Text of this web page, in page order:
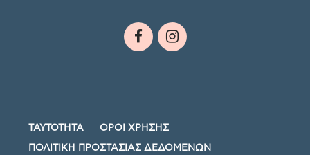
ΤΑΥΤΟΤΗΤΑ ΟΡΟΙ ΧΡΗΣΗΣ
ΠΟΛΙΤΙΚΗ ΠΡΟΣΤΑΣΙΑΣ ΔΕΔΟΜΕΝΩΝ